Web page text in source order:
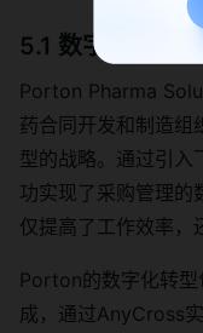
5.1 数字化转型
Porton Pharma
药合同开发和制造
型的战略。通过引
功实现了采购管理的
仅提高了工作效率，
Porton的数字化转
成，通过AnyCross